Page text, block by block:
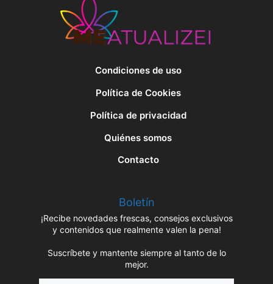
Condiciones de uso
Política de Cookies
Política de privacidad
Quiénes somos
Contacto
Boletín
¡Recibe novedades frescas, consejos exclusivos
y contenidos que realmente valen la pena!
Suscríbete y mantente siempre al tanto de lo
mejor.